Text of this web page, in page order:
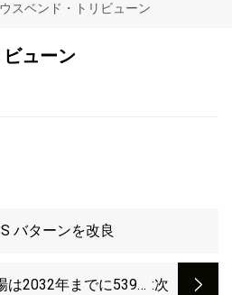
スベンド・トリビューン
ューン
バターンを改良
2032年までに539億 :次